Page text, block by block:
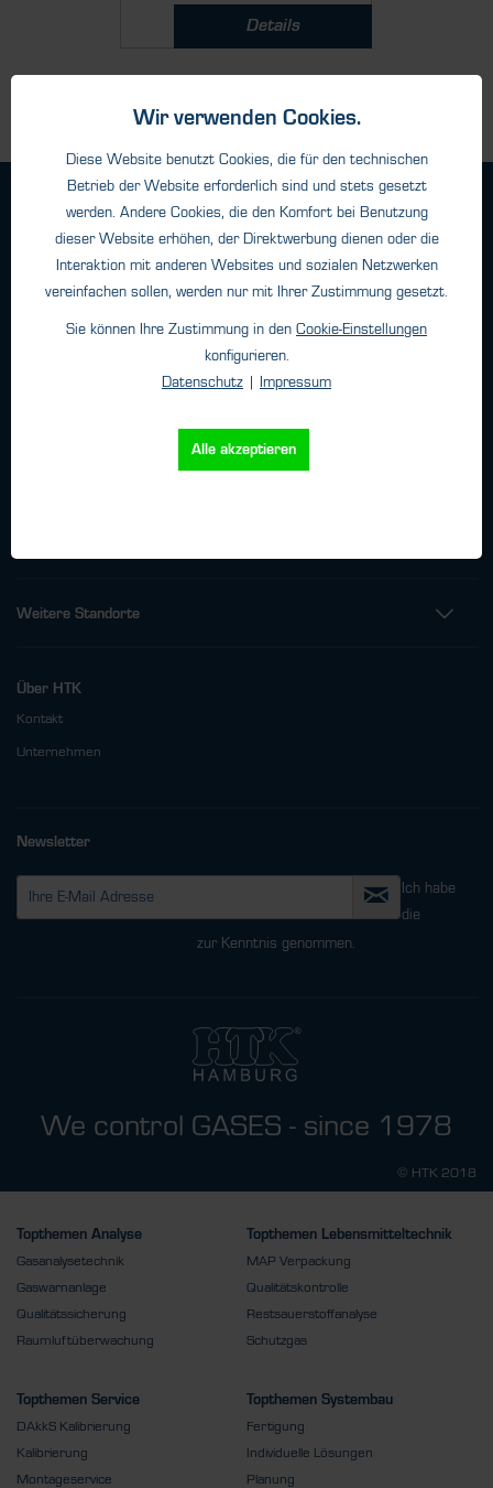
Details
Haftungsangaben
Datenschutz
Impressum
Oehleckerring 32 • 22419 Hamburg
Weitere Standorte
Über HTK
Kontakt
Unternehmen
Newsletter
Ich habe
die
zur Kenntnis genommen.
We control GASES - since 1978
© HTK 2018
Topthemen Analyse
Gasanalysetechnik
Gaswarnanlage
Qualitätssicherung
Raumluftüberwachung
Topthemen Lebensmitteltechnik
MAP Verpackung
Qualitätskontrolle
Restsauerstoffanalyse
Schutzgas
Topthemen Service
DAkkS Kalibrierung
Kalibrierung
Montageservice
Topthemen Systembau
Fertigung
Individuelle Lösungen
Planung
Wir verwenden Cookies.
Diese Website benutzt Cookies, die für den technischen
Betrieb der Website erforderlich sind und stets gesetzt
werden. Andere Cookies, die den Komfort bei Benutzung
dieser Website erhöhen, der Direktwerbung dienen oder die
Interaktion mit anderen Websites und sozialen Netzwerken
vereinfachen sollen, werden nur mit Ihrer Zustimmung gesetzt.
Sie können Ihre Zustimmung in den Cookie-Einstellungen
konfigurieren.
Datenschutz
Impressum
Alle akzeptieren